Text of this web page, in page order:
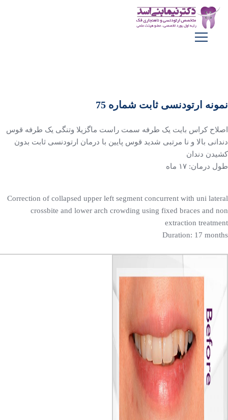
نمونه ارتودنسی ثابت شماره 75
اصلاح کراس بایت یک طرفه سمت راست ماگزیلا وتنگی یک طرفه قوس
دندانی بالا و نا مرتبی شدید قوس پایین با درمان ارتودنسی ثابت بدون
کشیدن دندان
طول درمان: ۱۷ ماه
Correction of collapsed upper left segment concurrent with uni lateral
crossbite and lower arch crowding using fixed braces and non
extraction treatment
Duration: 17 months